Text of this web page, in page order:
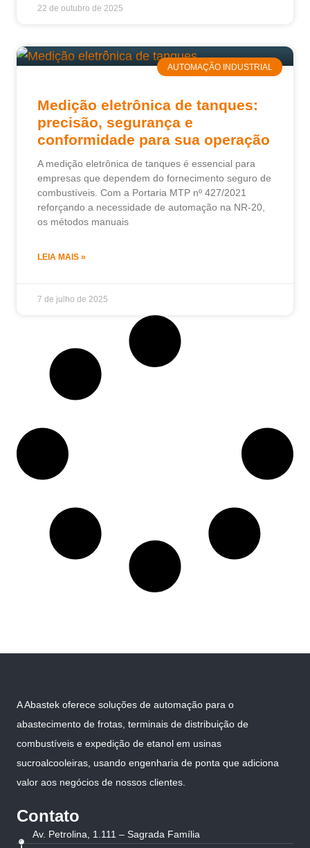
22 de outubro de 2025
AUTOMAÇÃO INDUSTRIAL
Medição eletrônica de tanques:
precisão, segurança e
conformidade para sua operação
A medição eletrônica de tanques é essencial para
empresas que dependem do fornecimento seguro de
combustíveis. Com a Portaria MTP nº 427/2021
reforçando a necessidade de automação na NR-20,
os métodos manuais
LEIA MAIS »
7 de julho de 2025
A Abastek oferece soluções de automação para o
abastecimento de frotas, terminais de distribuição de
combustíveis e expedição de etanol em usinas
sucroalcooleiras, usando engenharia de ponta que adiciona
valor aos negócios de nossos clientes.
Contato
Av. Petrolina, 1.111 – Sagrada Família